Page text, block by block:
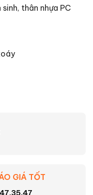
thân nhựa PC
GIÁ TỐT